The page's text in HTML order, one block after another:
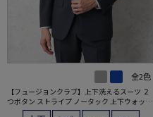
全2色
【フュージョンクラブ】上下洗えるスーツ ２
つボタン ストライプ ノータック 上下ウォッシ
ャブル 通年 ポリエステル100%